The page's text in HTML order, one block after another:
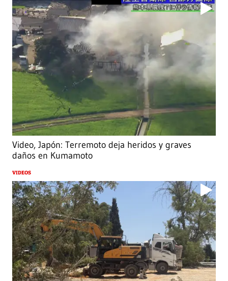
Video, Japón: Terremoto deja heridos y graves
daños en Kumamoto
VIDEOS